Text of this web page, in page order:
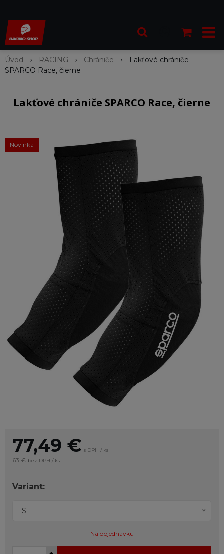
Úvod RACING Chrániče
Lakťové chrániče
SPARCO Race, čierne
Lakťové chrániče SPARCO Race, čierne
Novinka
77,49 € s DPH / ks
63 € bez DPH / ks
Variant:
S
Na objednávku